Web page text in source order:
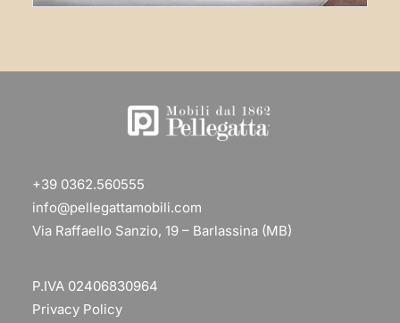
+39 0362.560555
info@pellegattamobili.com
Via Raffaello Sanzio, 19 – Barlassina (MB)
P.IVA 02406830964
Privacy Policy